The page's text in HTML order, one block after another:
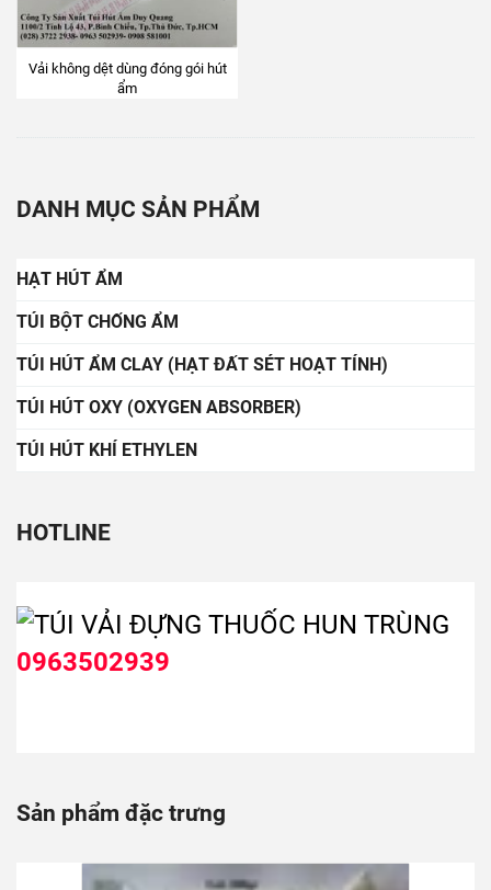
Vải không dệt dùng đóng gói hút
ẩm
DANH MỤC SẢN PHẨM
HẠT HÚT ẨM
TÚI BỘT CHỐNG ẨM
TÚI HÚT ẨM CLAY (HẠT ĐẤT SÉT HOẠT TÍNH)
TÚI HÚT OXY (OXYGEN ABSORBER)
TÚI HÚT KHÍ ETHYLEN
HOTLINE
0963502939
Sản phẩm đặc trưng